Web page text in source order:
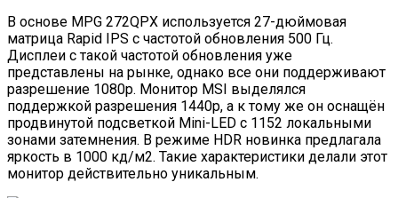
В основе MPG 272QPX используется 27-дюймовая
матрица Rapid IPS с частотой обновления 500 Гц.
Дисплеи с такой частотой обновления уже
представлены на рынке, однако все они поддерживают
разрешение 1080p. Монитор MSI выделялся
поддержкой разрешения 1440p, а к тому же он оснащён
продвинутой подсветкой Mini-LED с 1152 локальными
зонами затемнения. В режиме HDR новинка предлагала
яркость в 1000 кд/м2. Такие характеристики делали этот
монитор действительно уникальным.